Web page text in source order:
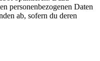
personenbezogenen Daten
ab, sofern du deren